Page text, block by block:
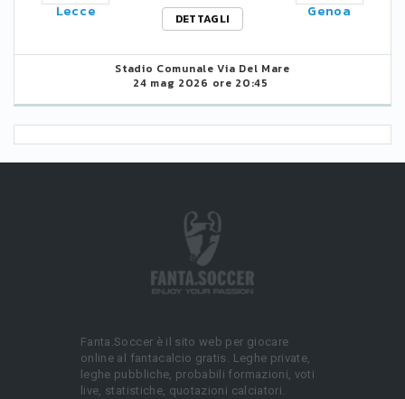
Lecce
DETTAGLI
Genoa
Stadio Comunale Via Del Mare
24 mag 2026 ore 20:45
Fanta.Soccer è il sito web per giocare
online al fantacalcio gratis. Leghe private,
leghe pubbliche, probabili formazioni, voti
live, statistiche, quotazioni calciatori.